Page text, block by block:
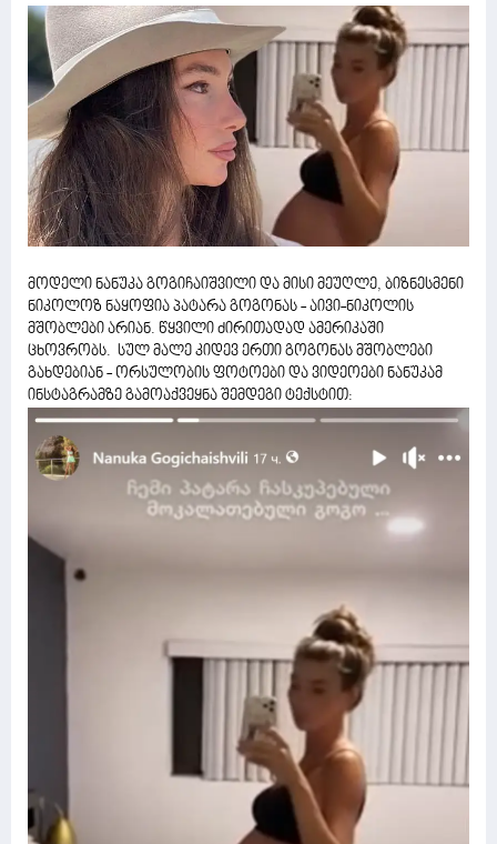
მოდელი ნანუკა გოგიჩაიშვილი და მისი მეუღლე, ბიზნესმენი
ნიკოლოზ ნაყოფია პატარა გოგონას - აივი-ნიკოლის
მშობლები არიან. წყვილი ძირითადად ამერიკაში
ცხოვრობს. სულ მალე კიდევ ერთი გოგონას მშობლები
გახდებიან - ორსულობის ფოტოები და ვიდეოები ნანუკამ
ინსტაგრამზე გამოაქვეყნა შემდეგი ტექსტით: